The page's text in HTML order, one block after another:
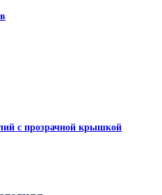
с прозрачной крышкой